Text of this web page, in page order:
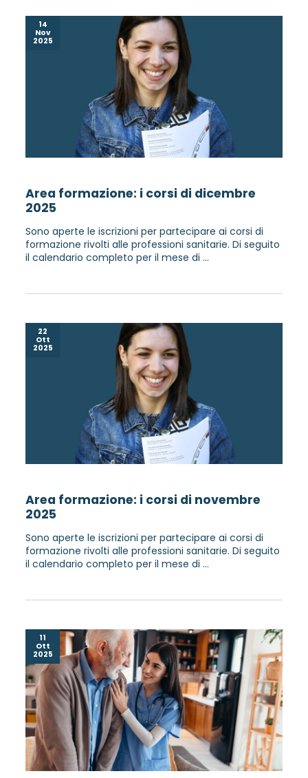
14
Nov
2025
Area formazione: i corsi di dicembre
2025
Sono aperte le iscrizioni per partecipare ai corsi di
formazione rivolti alle professioni sanitarie. Di seguito
il calendario completo per il mese di ...
22
Ott
2025
Area formazione: i corsi di novembre
2025
Sono aperte le iscrizioni per partecipare ai corsi di
formazione rivolti alle professioni sanitarie. Di seguito
il calendario completo per il mese di ...
11
Ott
2025